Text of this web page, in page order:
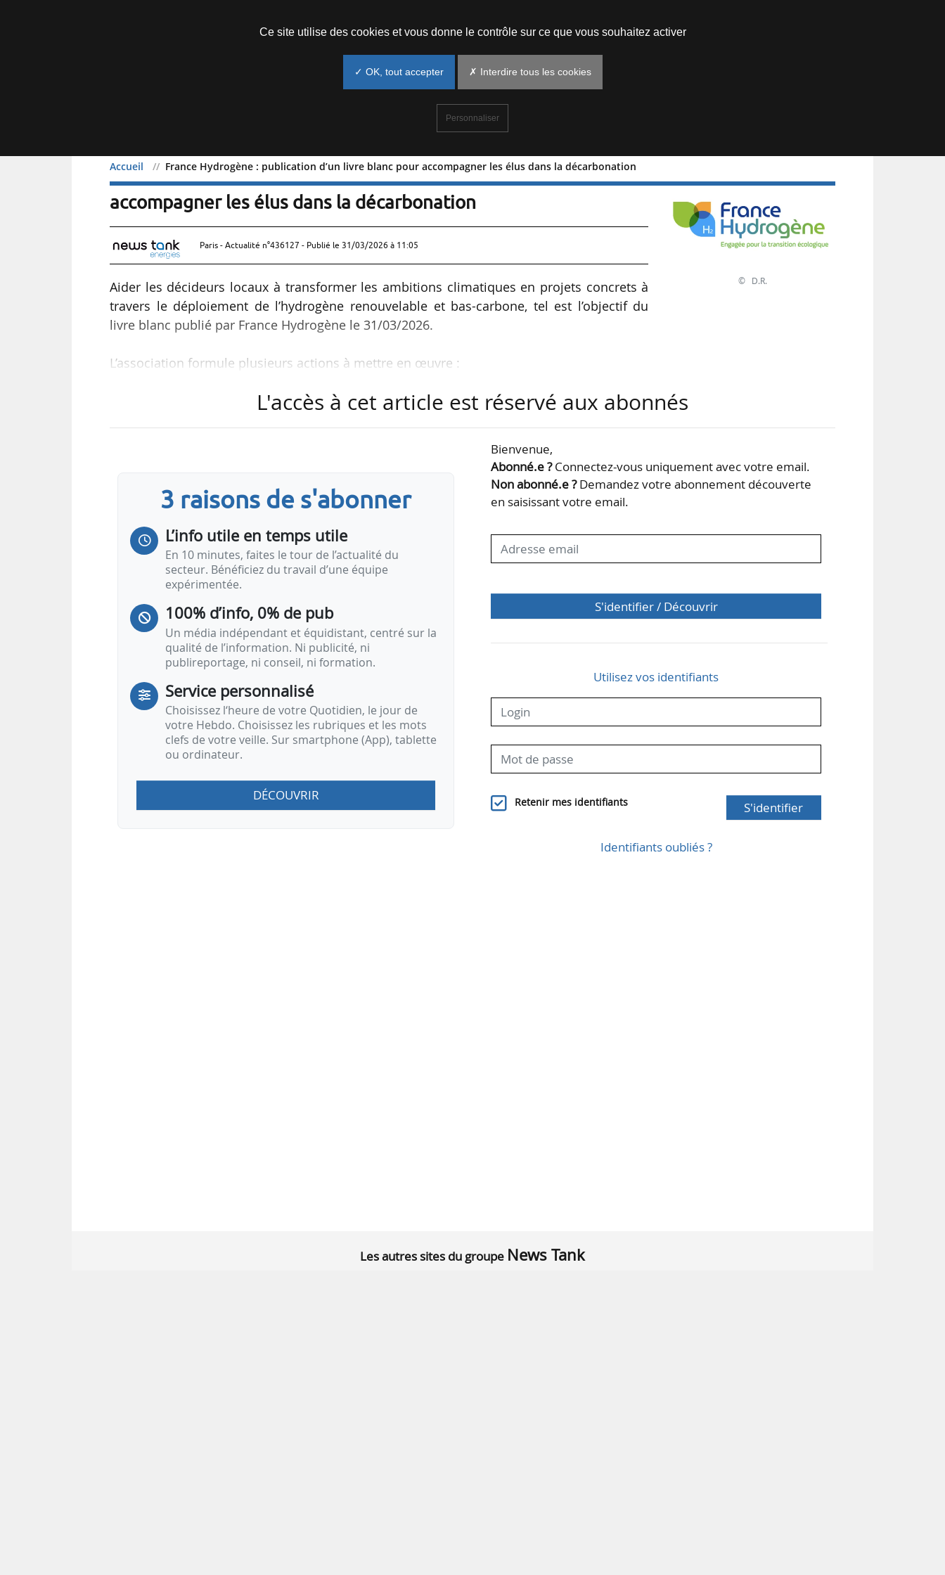
Accueil France Hydrogène : publication d’un livre blanc pour accompagner les élus dans la décarbonation
France Hydrogène : publication d’un livre blanc pour
accompagner les élus dans la décarbonation
Paris - Actualité n°436127 - Publié le 31/03/2026 à 11:05
Aider les décideurs locaux à transformer les ambitions climatiques en projets concrets à
travers le déploiement de l’hydrogène renouvelable et bas-carbone, tel est l’objectif du
livre blanc publié par France Hydrogène le 31/03/2026.
L’association formule plusieurs actions à mettre en œuvre :
• Accueillir des usines de la filière et développer des offres de formation ;
• Engager et poursuivre le maillage du territoire en stations de distribution et en
infrastructures de production et de transport d’hydrogène ;
© D.R.
L'accès à cet article est réservé aux abonnés
3 raisons de s'abonner
L’info utile en temps utile
En 10 minutes, faites le tour de l’actualité du
secteur. Bénéficiez du travail d’une équipe
expérimentée.
100% d’info, 0% de pub
Un média indépendant et équidistant, centré sur la
qualité de l’information. Ni publicité, ni
publireportage, ni conseil, ni formation.
Service personnalisé
Choisissez l‘heure de votre Quotidien, le jour de
votre Hebdo. Choisissez les rubriques et les mots
clefs de votre veille. Sur smartphone (App), tablette
ou ordinateur.
DÉCOUVRIR
Bienvenue,
Abonné.e ?Connectez-vous uniquement avec votre email.
Non abonné.e ?Demandez votre abonnement découverte
en saisissant votre email.
S'identifier / Découvrir
Utilisez vos identifiants
Retenir mes identifiants S'identifier
Identifiants oubliés ?
Les autres sites du groupe News Tank
Ce site utilise des cookies et vous donne le contrôle sur ce que vous souhaitez activer
✓ OK, tout accepter ✗ Interdire tous les cookies
Personnaliser